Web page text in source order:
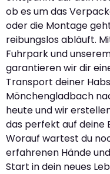
ob es um das
oder die Montage
reibungslos abläuft.
Fuhrpark und
garantieren wir dir
Transport deiner
Mönchengladbach
heute und wir
das perfekt auf deine
Worauf wartest du
erfahrenen Hände
Start in dein neues